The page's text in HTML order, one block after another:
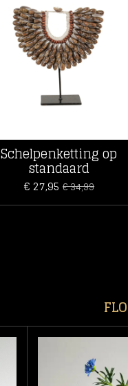
Schelpenketting op
standaard
€ 27,95 € 34,99